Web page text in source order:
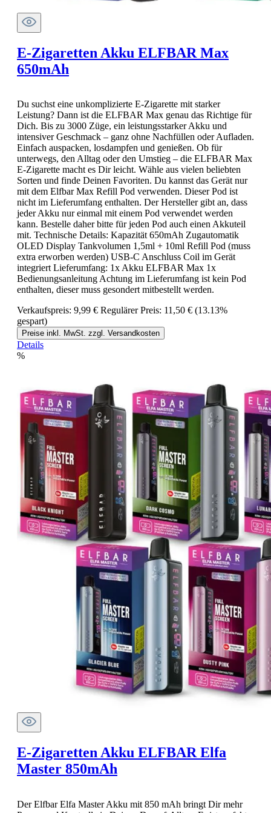
E-Zigaretten Akku ELFBAR Max
650mAh
Du suchst eine unkomplizierte E-Zigarette mit starker
Leistung? Dann ist die ELFBAR Max genau das Richtige für
Dich. Bis zu 3000 Züge, ein leistungsstarker Akku und
intensiver Geschmack – ganz ohne Nachfüllen oder Aufladen.
Einfach auspacken, losdampfen und genießen. Ob für
unterwegs, den Alltag oder den Umstieg – die ELFBAR Max
E-Zigarette macht es Dir leicht. Wähle aus vielen beliebten
Sorten und finde Deinen Favoriten. Du kannst das Gerät nur
mit dem Elfbar Max Refill Pod verwenden. Dieser Pod ist
nicht im Lieferumfang enthalten. Der Hersteller gibt an, dass
jeder Akku nur einmal mit einem Pod verwendet werden
kann. Bestelle daher bitte für jeden Pod auch einen Akkuteil
mit. Technische Details: Kapazität 650mAh Zugautomatik
OLED Display Tankvolumen 1,5ml + 10ml Refill Pod (muss
extra erworben werden) USB-C Anschluss Coil im Gerät
integriert Lieferumfang: 1x Akku ELFBAR Max 1x
Bedienungsanleitung Achtung im Lieferumfang ist kein Pod
enthalten, dieser muss gesondert mitbestellt werden.
Verkaufspreis: 9,99 € Regulärer Preis: 11,50 € (13.13%
gespart)
Preise inkl. MwSt. zzgl. Versandkosten
Details
%
E-Zigaretten Akku ELFBAR Elfa
Master 850mAh
Der Elfbar Elfa Master Akku mit 850 mAh bringt Dir mehr